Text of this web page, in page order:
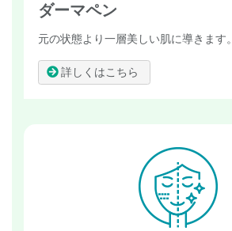
ダーマペン
元の状態より一層美しい肌に導きます。
詳しくはこちら